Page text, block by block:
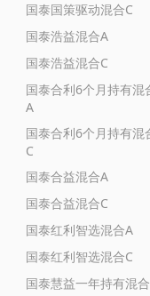
国泰国策驱动混合C
国泰浩益混合A
国泰浩益混合C
国泰合利6个月持有混
A
国泰合利6个月持有混
C
国泰合益混合A
国泰合益混合C
国泰红利智选混合A
国泰红利智选混合C
国泰慧益一年持有混